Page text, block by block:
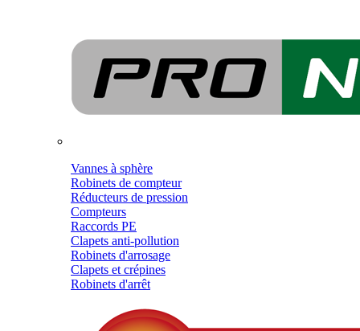
Vannes à sphère
Robinets de compteur
Réducteurs de pression
Compteurs
Raccords PE
Clapets anti-pollution
Robinets d'arrosage
Clapets et crépines
Robinets d'arrêt